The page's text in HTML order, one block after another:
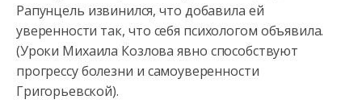
Рапунцель извинился, что добавила ей
уверенности так, что себя психологом объявила.
(Уроки Михаила Козлова явно способствуют
прогрессу болезни и самоуверенности
Григорьевской).